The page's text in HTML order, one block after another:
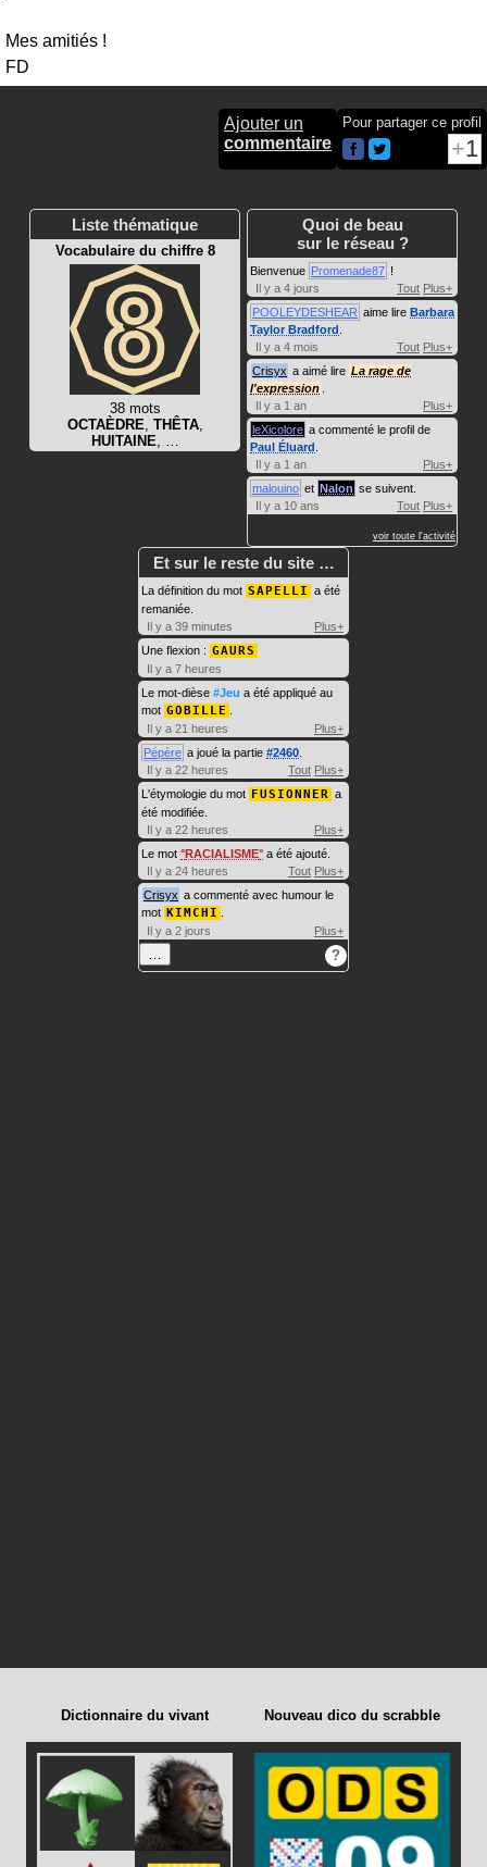
Mes amitiés !
FD
Ajouter un
commentaire
Pour partager ce profil
1
Liste thématique
Vocabulaire du chiffre 8
38 mots
OCTAÈDRE, THÊTA,
HUITAINE, …
Quoi de beau
sur le réseau ?
Bienvenue Promenade87 !
Il y a 4 jours
Tout Plus+
POOLEYDESHEAR aime lire Barbara
Taylor Bradford .
Il y a 4 mois
Tout Plus+
Crisyx a aimé lire La rage de
l'expression .
Il y a 1 an
Plus+
leXicolore a commenté le profil de
Paul Éluard .
Il y a 1 an
Plus+
malouino et Nalon se suivent.
Il y a 10 ans
Tout Plus+
voir toute l'activité
Et sur le reste du site …
La définition du mot SAPELLI a été
remaniée.
Il y a 39 minutes
Plus+
Une flexion : GAURS
Il y a 7 heures
Le mot-dièse #Jeu a été appliqué au
mot GOBILLE .
Il y a 21 heures
Plus+
Pépère a joué la partie #2460.
Il y a 22 heures
Tout Plus+
L'étymologie du mot FUSIONNER a
été modifiée.
Il y a 22 heures
Plus+
Le mot
RACIALISME a été ajouté.
Il y a 24 heures
Tout Plus+
Crisyx a commenté avec humour le
mot KIMCHI .
Il y a 2 jours
Plus+
… ?
Dictionnaire du vivant Nouveau dico du scrabble